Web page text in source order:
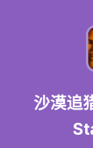
沙漠追